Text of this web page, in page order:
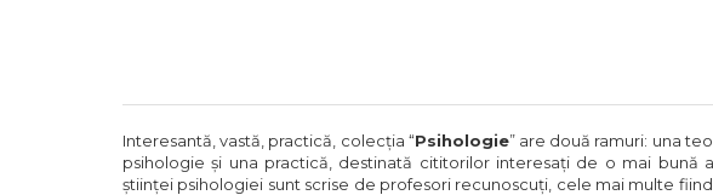
Interesantă, vastă, practică, colecţia “Psihologie” are două ramuri: una
psihologie şi una practică, destinată cititorilor interesaţi de o mai
ştiinţei psihologiei sunt scrise de profesori recunoscuţi, cele mai multe